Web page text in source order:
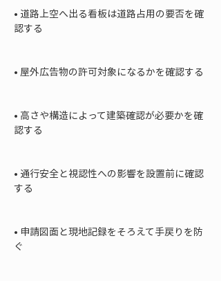
• 道路上空へ出る看板は道路占用の要否を確
認する
• 屋外広告物の許可対象になるかを確認する
• 高さや構造によって建築確認が必要かを確
認する
• 通行安全と視認性への影響を設置前に確認
する
• 申請図面と現地記録をそろえて手戻りを防
ぐ